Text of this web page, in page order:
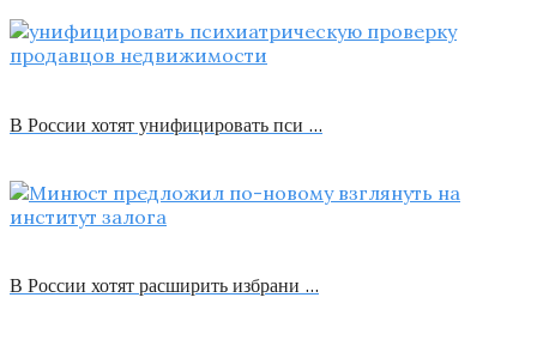
В России хотят унифицировать пси …
В России хотят расширить избрани …